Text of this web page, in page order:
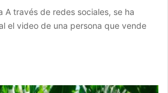
A través de redes sociales, se ha
el video de una persona que vende